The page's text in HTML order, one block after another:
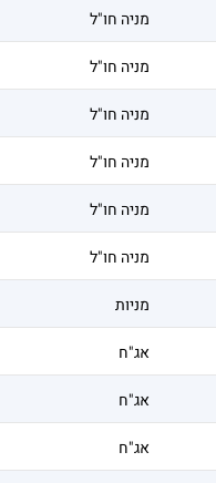
מניה חו"ל
מניה חו"ל
מניה חו"ל
מניה חו"ל
מניה חו"ל
מניה חו"ל
מניות
אג"ח
אג"ח
אג"ח